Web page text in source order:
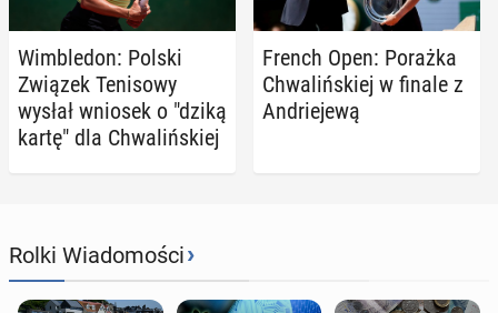
Wim­ble­don: Polski
Związek Te­ni­so­wy
wysłał wniosek o "dziką
kartę" dla Chwa­liń­skiej
French Open: Porażka
Chwa­liń­skiej w finale z
An­drie­je­wą
Rolki Wiadomości›